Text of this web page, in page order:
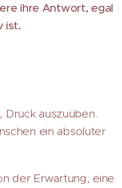
ihre Antwort, egal
ist.
auszuüben.
ein absoluter
der Erwartung, eine